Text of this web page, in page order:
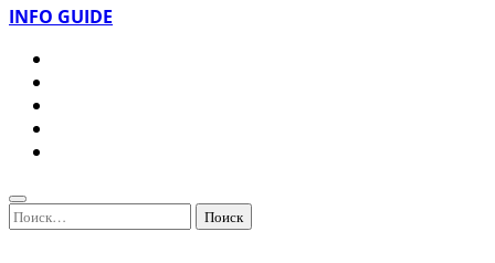
INFO GUIDE
Найти: